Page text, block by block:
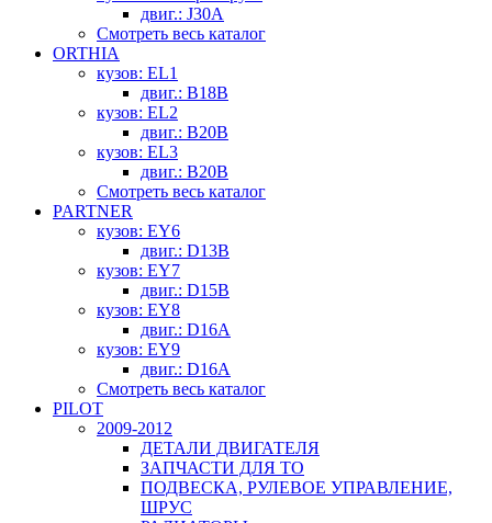
двиг.: J30A
Смотреть весь каталог
ORTHIA
кузов: EL1
двиг.: B18B
кузов: EL2
двиг.: B20B
кузов: EL3
двиг.: B20B
Смотреть весь каталог
PARTNER
кузов: EY6
двиг.: D13B
кузов: EY7
двиг.: D15B
кузов: EY8
двиг.: D16A
кузов: EY9
двиг.: D16A
Смотреть весь каталог
PILOT
2009-2012
ДЕТАЛИ ДВИГАТЕЛЯ
ЗАПЧАСТИ ДЛЯ ТО
ПОДВЕСКА, РУЛЕВОЕ УПРАВЛЕНИЕ,
ШРУС